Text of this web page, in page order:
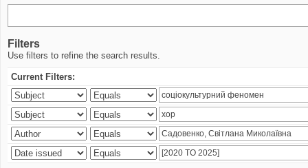
Filters
Use filters to refine the search results.
Current Filters: